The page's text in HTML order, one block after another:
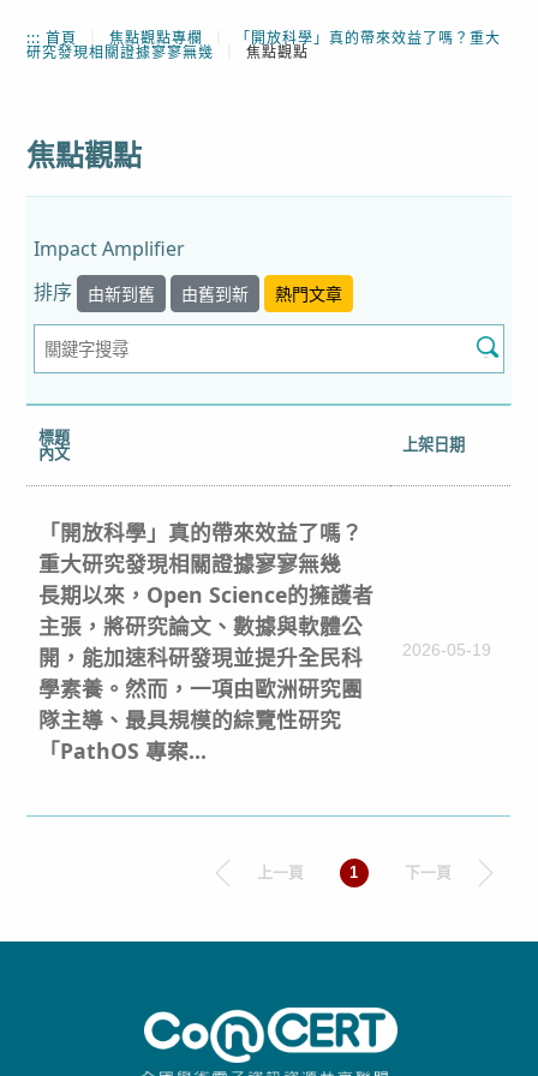
:::首頁 焦點觀點專欄 「開放科學」真的帶來效益了嗎？重大
研究發現相關證據寥寥無幾 焦點觀點
焦點觀點
Impact Amplifier
排序
由新到舊 由舊到新 熱門文章
標題
內文 上架日期
「開放科學」真的帶來效益了嗎？
重大研究發現相關證據寥寥無幾
長期以來，Open Science的擁護者
主張，將研究論文、數據與軟體公
開，能加速科研發現並提升全民科
學素養。然而，一項由歐洲研究團
隊主導、最具規模的綜覽性研究
「PathOS 專案...
2026-05-19
上一頁 1 下一頁